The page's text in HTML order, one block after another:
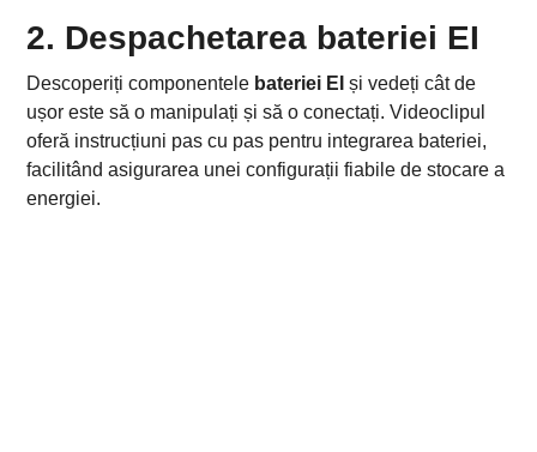
2. Despachetarea bateriei EI
Descoperiți componentele bateriei EI și vedeți cât de
ușor este să o manipulați și să o conectați. Videoclipul
oferă instrucțiuni pas cu pas pentru integrarea bateriei,
facilitând asigurarea unei configurații fiabile de stocare a
energiei.